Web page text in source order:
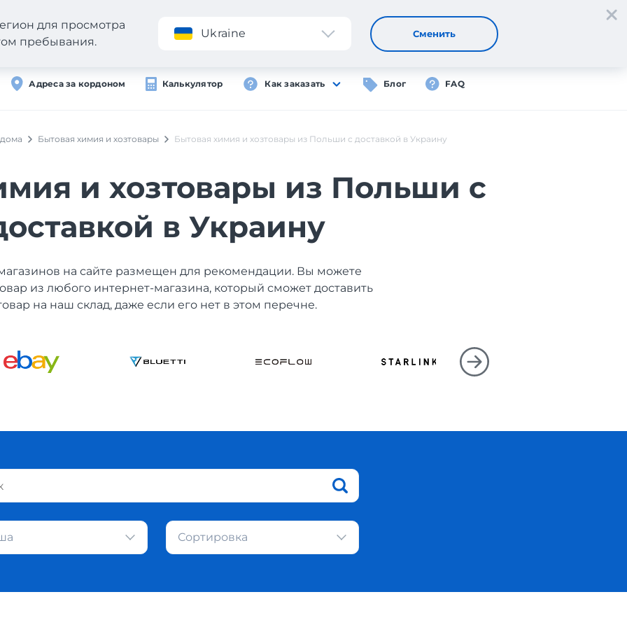
Приложение Регистрация Вход
Адреса за кордоном Калькулятор Как заказать Блог FAQ
для просмотра
пребывания.
Ukraine Сменить
Бытовая химия и хозтовары Бытовая химия и хозтовары из Польши с доставкой в Украину
и хозтовары из Польши с
в Украину
на сайте размещен для рекомендации. Вы можете
из любого интернет-магазина, который сможет доставить
на наш склад, даже если его нет в этом перечне.
Сортировка